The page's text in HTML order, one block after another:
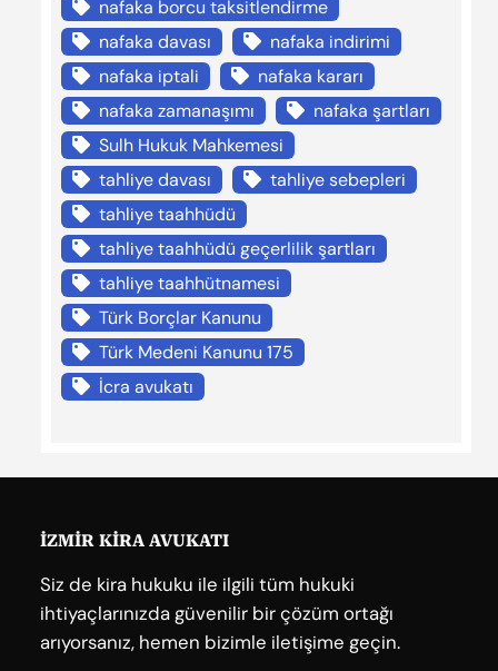
nafaka borcu taksitlendirme
nafaka davası
nafaka indirimi
nafaka iptali
nafaka kararı
nafaka zamanaşımı
nafaka şartları
Sulh Hukuk Mahkemesi
tahliye davası
tahliye sebepleri
tahliye taahhüdü
tahliye taahhüdü geçerlilik şartları
tahliye taahhütnamesi
Türk Borçlar Kanunu
Türk Medeni Kanunu 175
İcra avukatı
İZMİR KİRA AVUKATI
Siz de kira hukuku ile ilgili tüm hukuki
ihtiyaçlarınızda güvenilir bir çözüm ortağı
arıyorsanız, hemen bizimle iletişime geçin.